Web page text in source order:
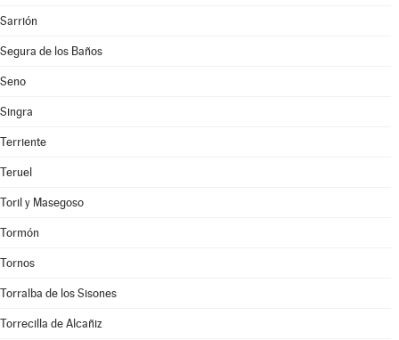
Sarrión
Segura de los Baños
Seno
Singra
Terriente
Teruel
Toril y Masegoso
Tormón
Tornos
Torralba de los Sisones
Torrecilla de Alcañiz